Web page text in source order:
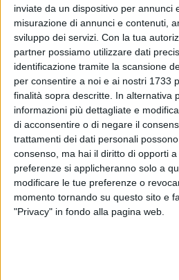
inviate da un dispositivo per annunci
misurazione di annunci e contenuti,
sviluppo dei servizi. Con la tua
partner possiamo utilizzare dati
identificazione tramite la scansione
per consentire a noi e ai nostri 1733
finalità sopra descritte. In alternativa
informazioni più dettagliate e
di acconsentire o di negare il
trattamenti dei dati personali
consenso, ma hai il diritto di opporti
preferenze si applicheranno solo a
modificare le tue preferenze o
momento tornando su questo sito e
"Privacy" in fondo alla pagina web.
TRANI - 21 AGOSTO 2025
Sconfitta per la
Bisceglie: la cronaca
21 TRANI - 14 AGOSTO 2025
La Soccer Trani
da protagonista:
TRANI - 7 AGOSTO 2025
Polisportiva Trani, si
via il 18 agosto
TRANI - 28 LUGLIO 2025
La Polisportiva scrive